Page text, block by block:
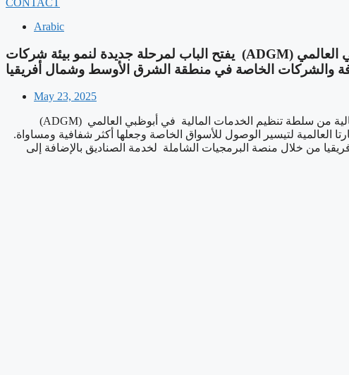
CONTACT
Arabic
‫حصول شركة كارتا (Carta) على تصريح تقديم خدمات مالية من سلطة تنظيم الخمات المالية في أبوظبي العالمي (ADGM) يفتح الباب لمرحلة جديدة لنمو بيئة شركات
والشركات الخاصة في منطقة الشرق الأوسط وشمال أفريقيا
May 23, 2025
23 مايو 2025 – أعلنت منصة البرمجيات كارتا ، التي أسست لخدمة رؤوس الأموال الخاصة حصولها على رخصتها لتقديم الخدمات المالية من سلطة تنظيم الخدمات المالية في أبوظبي العالمي (ADGM)
لتيسير الوصول للأسواق الخاصة وجعلها أكثر شفافية ومساواة.
من خلال منصة البرمجيات الشاملة لخدمة الصناديق بالإضافة إلى